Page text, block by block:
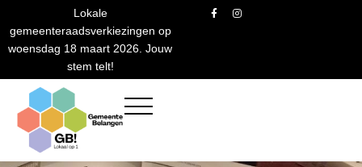
naar
de
Lokale
gemeenteraadsverkiezingen op
woensdag 18 maart 2026. Jouw
stem telt!
F
a
I
n